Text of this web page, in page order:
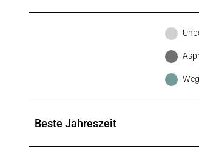
Beste Jahreszeit